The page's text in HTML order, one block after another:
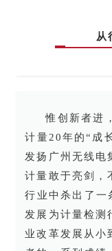
从
惟创新者进
计量20年的“成
发扬广州无线电
计量敢于亮剑，
行业中杀出了一
发展为计量检测
业改革发展从小